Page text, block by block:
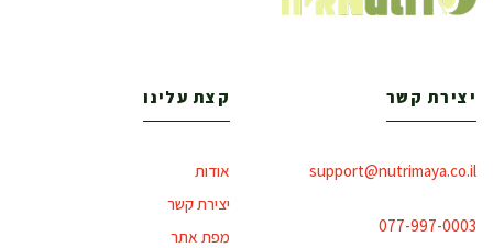
יצירת קשר
support@nutrimaya.co.il
077-997-0003
קצת עלינו
אודות
יצירת קשר
מפת אתר